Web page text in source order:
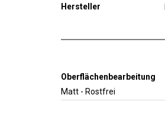
Hersteller
Oberflächenbearbeitung
Matt - Rostfrei